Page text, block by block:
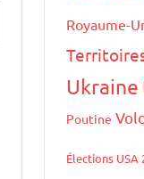
Royaume-
Ukraine
Poutine
Élections USA